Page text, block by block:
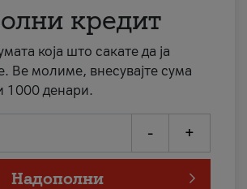
кредит
која што сакате да ја
Ве молиме, внесувајте сума
1000 денари.
- +
Надополни